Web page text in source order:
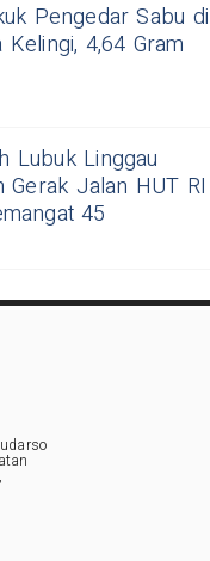
Pengedar Sabu di
4,64 Gram
Lubuk Linggau
Gerak Jalan HUT RI
45